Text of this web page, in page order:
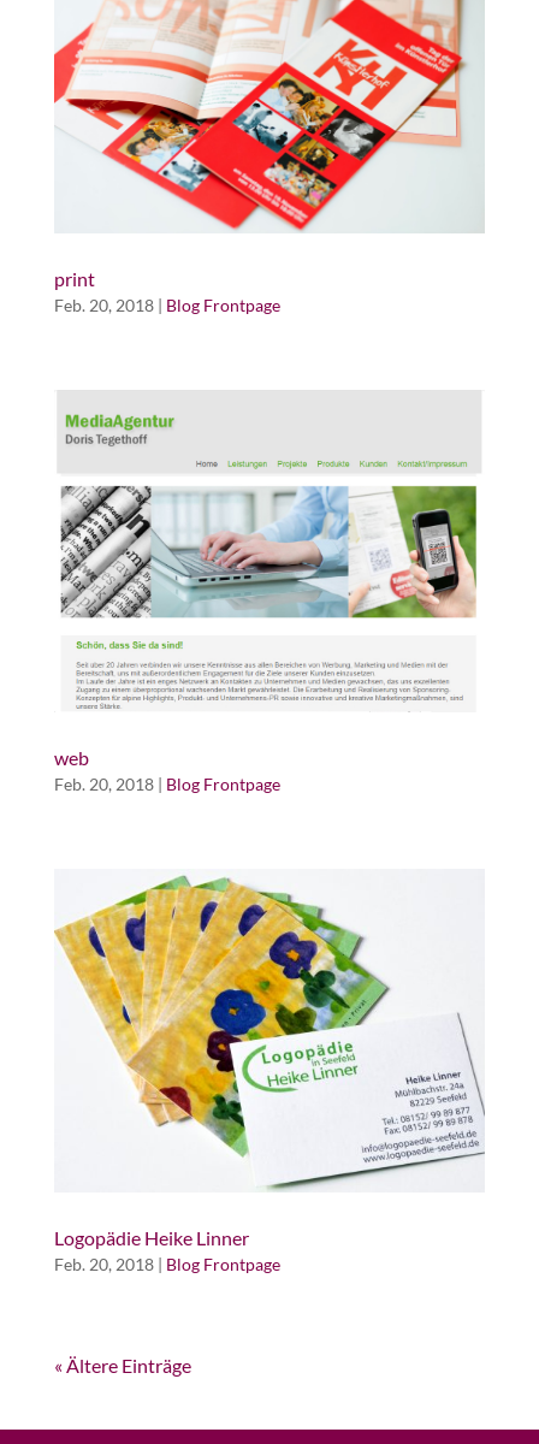
print
Feb. 20, 2018| Blog Frontpage
web
Feb. 20, 2018| Blog Frontpage
Logopädie Heike Linner
Feb. 20, 2018| Blog Frontpage
« Ältere Einträge